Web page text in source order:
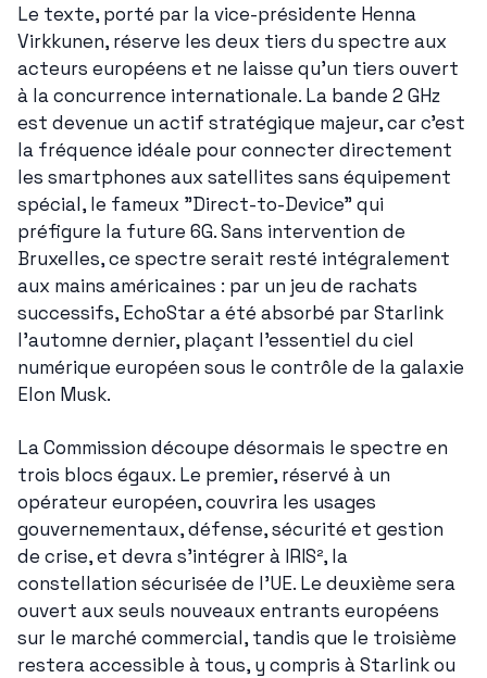
Le texte, porté par la vice-présidente Henna
Virkkunen, réserve les deux tiers du spectre aux
acteurs européens et ne laisse qu'un tiers ouvert
à la concurrence internationale. La bande 2 GHz
est devenue un actif stratégique majeur, car c'est
la fréquence idéale pour connecter directement
les smartphones aux satellites sans équipement
spécial, le fameux "Direct-to-Device" qui
préfigure la future 6G. Sans intervention de
Bruxelles, ce spectre serait resté intégralement
aux mains américaines : par un jeu de rachats
successifs, EchoStar a été absorbé par Starlink
l'automne dernier, plaçant l'essentiel du ciel
numérique européen sous le contrôle de la galaxie
Elon Musk.
La Commission découpe désormais le spectre en
trois blocs égaux. Le premier, réservé à un
opérateur européen, couvrira les usages
gouvernementaux, défense, sécurité et gestion
de crise, et devra s'intégrer à IRIS², la
constellation sécurisée de l'UE. Le deuxième sera
ouvert aux seuls nouveaux entrants européens
sur le marché commercial, tandis que le troisième
restera accessible à tous, y compris à Starlink ou